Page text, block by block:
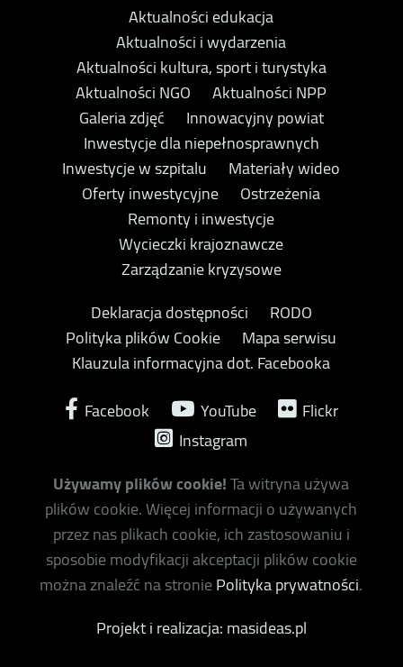
Aktualności edukacja
Aktualności i wydarzenia
Aktualności kultura, sport i turystyka
Aktualności NGO
Aktualności NPP
Galeria zdjęć
Innowacyjny powiat
Inwestycje dla niepełnosprawnych
Inwestycje w szpitalu
Materiały wideo
Oferty inwestycyjne
Ostrzeżenia
Remonty i inwestycje
Wycieczki krajoznawcze
Zarządzanie kryzysowe
Deklaracja dostępności
RODO
Polityka plików Cookie
Mapa serwisu
Klauzula informacyjna dot. Facebooka
Facebook
YouTube
Flickr
Instagram
Używamy plików cookie!Ta witryna używa
plików cookie. Więcej informacji o używanych
przez nas plikach cookie, ich zastosowaniu i
sposobie modyfikacji akceptacji plików cookie
można znaleźć na stroniePolityka prywatności.
Projekt i realizacja: masideas.pl